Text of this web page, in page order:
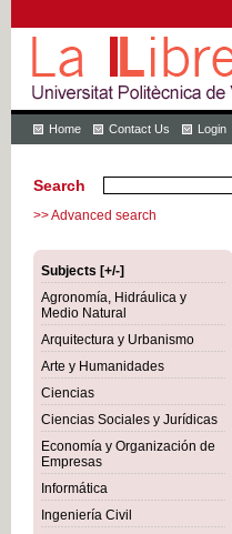
Home Contact Us Login
Search
>> Advanced search
Subjects [+/-]
Agronomía, Hidráulica y
Medio Natural
Arquitectura y Urbanismo
Arte y Humanidades
Ciencias
Ciencias Sociales y Jurídicas
Economía y Organización de
Empresas
Informática
Ingeniería Civil